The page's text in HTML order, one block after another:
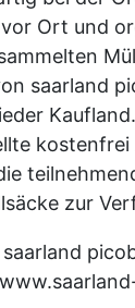
Ort und
saarland
zur